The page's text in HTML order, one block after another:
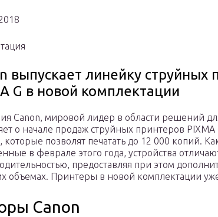
выпускает линейку струйных
G в новой комплектации
Canon, мировой лидер в области решений
о начале продаж струйных принтеров
которые позволят печатать до 12 000 копий.
в феврале этого года, устройства
предоставляя при этом
объемах. Принтеры в новой комплектации
Canon